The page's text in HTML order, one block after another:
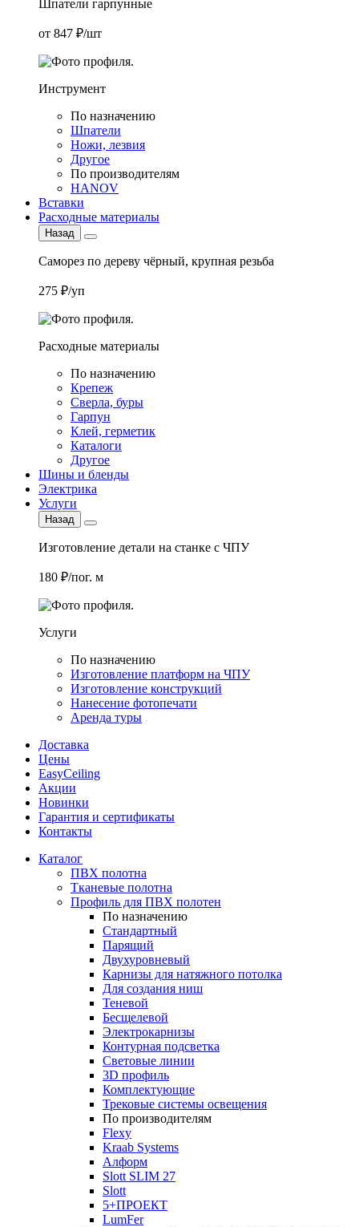
Шпатели гарпунные
от 847 ₽/шт
Инструмент
По назначению
Шпатели
Ножи, лезвия
Другое
По производителям
HANOV
Вставки
Расходные материалы
Назад
Саморез по дереву чёрный, крупная резьба
275 ₽/уп
Расходные материалы
По назначению
Крепеж
Сверла, буры
Гарпун
Клей, герметик
Каталоги
Другое
Шины и бленды
Электрика
Услуги
Назад
Изготовление детали на станке с ЧПУ
180 ₽/пог. м
Услуги
По назначению
Изготовление платформ на ЧПУ
Изготовление конструкций
Нанесение фотопечати
Аренда туры
Доставка
Цены
EasyCeiling
Акции
Новинки
Гарантия и сертификаты
Контакты
Каталог
ПВХ полотна
Тканевые полотна
Профиль для ПВХ полотен
По назначению
Стандартный
Парящий
Двухуровневый
Карнизы для натяжного потолка
Для создания ниш
Теневой
Бесщелевой
Электрокарнизы
Контурная подсветка
Световые линии
3D профиль
Комплектующие
Трековые системы освещения
По производителям
Flexy
Kraab Systems
Алформ
Slott SLIM 27
Slott
5+ПРОЕКТ
LumFer